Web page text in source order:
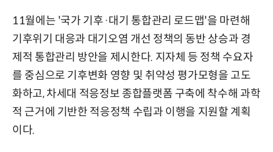
11월에는 '국가 기후·대기 통합관리 로드맵'을 마련해
기후위기 대응과 대기오염 개선 정책의 동반 상승과 경
제적 통합관리 방안을 제시한다. 지자체 등 정책 수요자
를 중심으로 기후변화 영향 및 취약성 평가모형을 고도
화하고, 차세대 적응정보 종합플랫폼 구축에 착수해 과학
적 근거에 기반한 적응정책 수립과 이행을 지원할 계획
이다.